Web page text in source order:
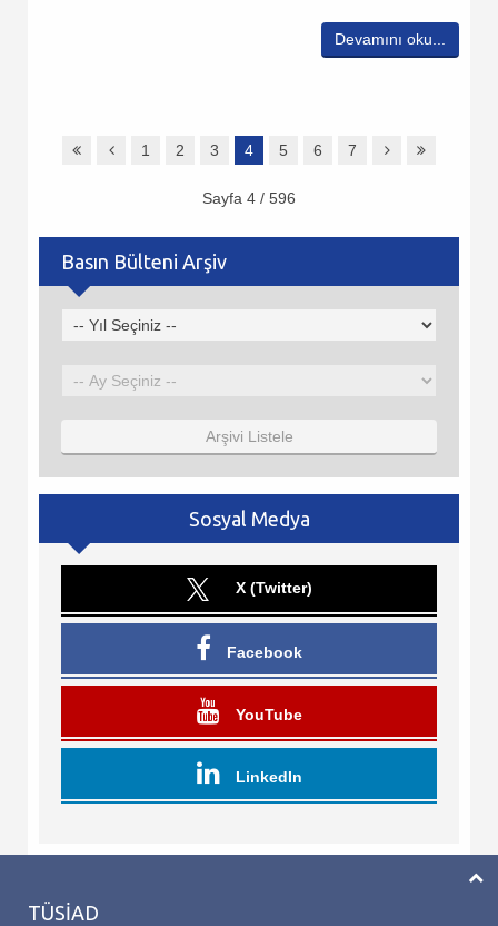
Devamını oku...
1 2 3 4 5 6 7
Sayfa 4 / 596
Basın Bülteni Arşiv
Arşivi Listele
Sosyal Medya
X (Twitter)
Facebook
YouTube
LinkedIn
TÜSİAD